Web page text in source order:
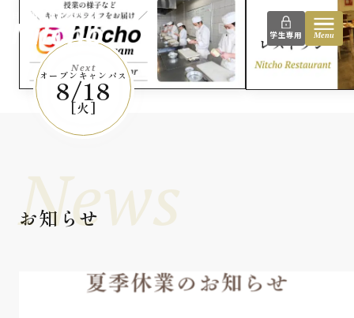
日本調理技術専門学校
学生専用
Menu
instagram
Next
オープンキャンパス
8/18
[火]
News
お知らせ